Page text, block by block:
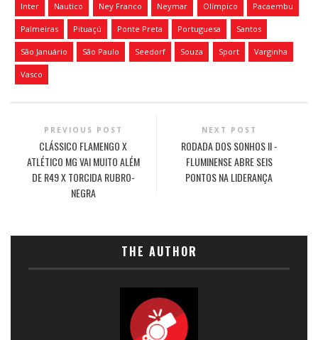
Inter Nautico Ney Franco Neymar Olímpico Pacaembu
Palmeiras Pituaçú Ponte Preta Portuguesa Santos
São Januário São Paulo Seedorf Souza Sport Varginha
Vasco
PREVIOUS POST
CLÁSSICO FLAMENGO X
ATLÉTICO MG VAI MUITO ALÉM
DE R49 X TORCIDA RUBRO-
NEGRA
NEXT POST
RODADA DOS SONHOS II -
FLUMINENSE ABRE SEIS
PONTOS NA LIDERANÇA
THE AUTHOR